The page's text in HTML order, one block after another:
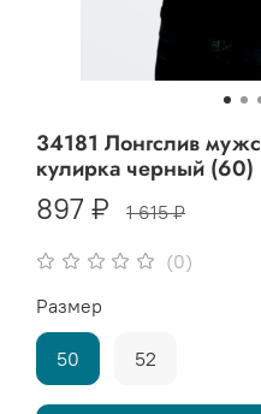
(0)
34181 Лонгслив
кулирка черный (60)
897 ₽ 1 615 ₽
Размер
50 52